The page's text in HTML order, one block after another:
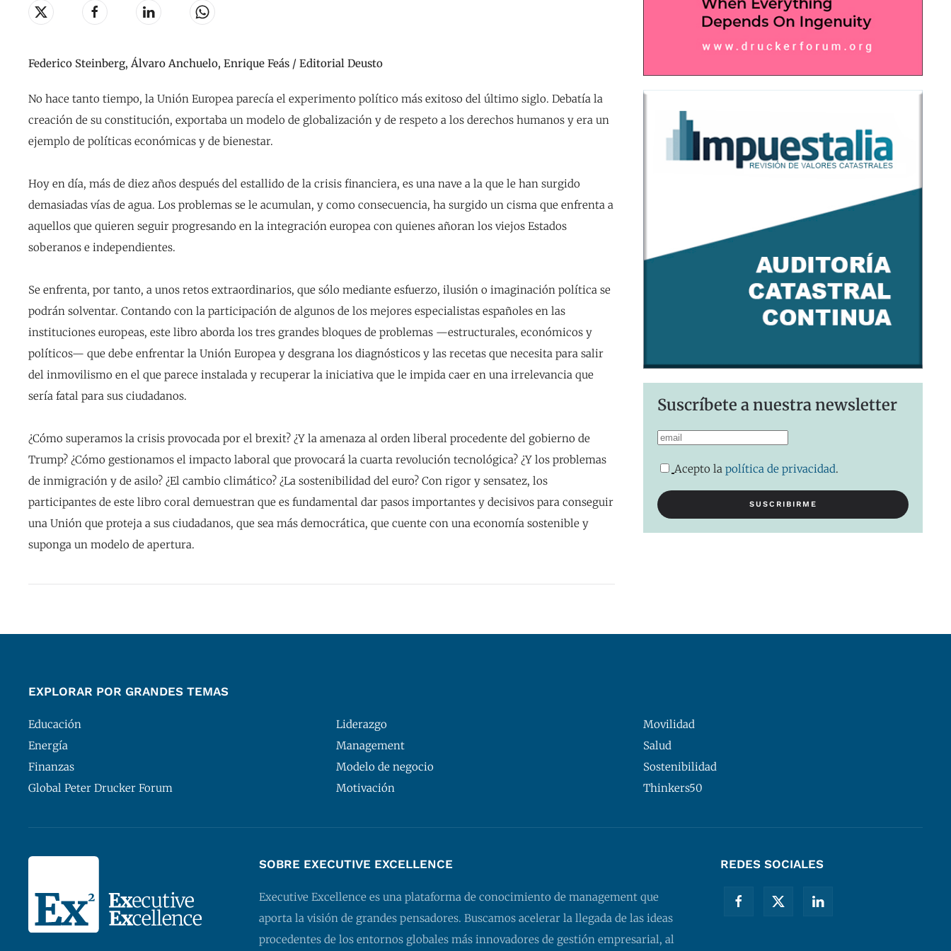
Federico Steinberg, Álvaro Anchuelo, Enrique Feás / Editorial Deusto
No hace tanto tiempo, la Unión Europea parecía el experimento político más exitoso del último siglo. Debatía la
creación de su constitución, exportaba un modelo de globalización y de respeto a los derechos humanos y era un
ejemplo de políticas económicas y de bienestar.
Hoy en día, más de diez años después del estallido de la crisis financiera, es una nave a la que le han surgido
demasiadas vías de agua. Los problemas se le acumulan, y como consecuencia, ha surgido un cisma que enfrenta a
aquellos que quieren seguir progresando en la integración europea con quienes añoran los viejos Estados
soberanos e independientes.
Se enfrenta, por tanto, a unos retos extraordinarios, que sólo mediante esfuerzo, ilusión o imaginación política se
podrán solventar. Contando con la participación de algunos de los mejores especialistas españoles en las
instituciones europeas, este libro aborda los tres grandes bloques de problemas —estructurales, económicos y
políticos— que debe enfrentar la Unión Europea y desgrana los diagnósticos y las recetas que necesita para salir
del inmovilismo en el que parece instalada y recuperar la iniciativa que le impida caer en una irrelevancia que
sería fatal para sus ciudadanos.
¿Cómo superamos la crisis provocada por el brexit? ¿Y la amenaza al orden liberal procedente del gobierno de
Trump? ¿Cómo gestionamos el impacto laboral que provocará la cuarta revolución tecnológica? ¿Y los problemas
de inmigración y de asilo? ¿El cambio climático? ¿La sostenibilidad del euro? Con rigor y sensatez, los
participantes de este libro coral demuestran que es fundamental dar pasos importantes y decisivos para conseguir
una Unión que proteja a sus ciudadanos, que sea más democrática, que cuente con una economía sostenible y
suponga un modelo de apertura.
Suscríbete a nuestra newsletter
Acepto lapolítica de privacidad.
EXPLORAR POR GRANDES TEMAS
Educación
Energía
Finanzas
Global Peter Drucker Forum
Liderazgo
Management
Modelo de negocio
Motivación
Movilidad
Salud
Sostenibilidad
Thinkers50
SOBRE EXECUTIVE EXCELLENCE
Executive Excellence es una plataforma de conocimiento de management que
aporta la visión de grandes pensadores. Buscamos acelerar la llegada de las ideas
procedentes de los entornos globales más innovadores de gestión empresarial, al
REDES SOCIALES